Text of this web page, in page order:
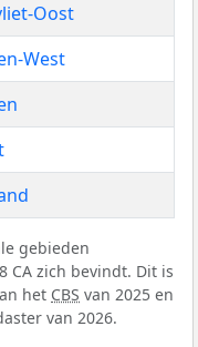
Oost
West
gebieden
CA zich bevindt. Dit is
het CBS van 2025 en
van 2026.